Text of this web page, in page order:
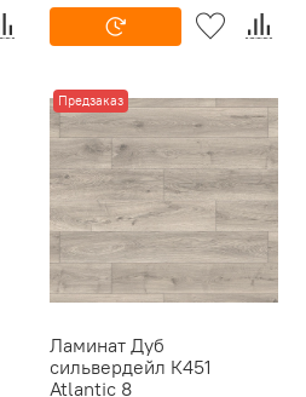
Предзаказ
Ламинат Дуб
сильвердейл К451
Atlantic 8